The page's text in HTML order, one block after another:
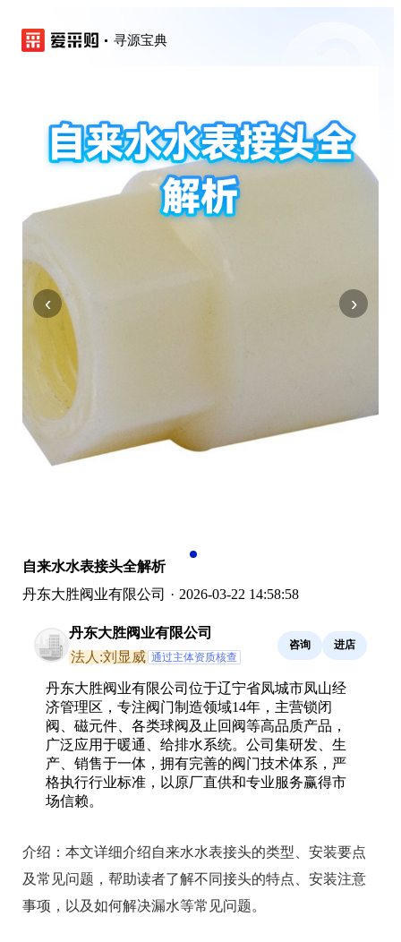
寻源宝典
‹ ›
自来水水表接头全解析
丹东大胜阀业有限公司 · 2026-03-22 14:58:58
丹东大胜阀业有限公司
法人:刘显威 通过主体资质核查
咨询 进店
丹东大胜阀业有限公司位于辽宁省凤城市凤山经
济管理区，专注阀门制造领域14年，主营锁闭
阀、磁元件、各类球阀及止回阀等高品质产品，
广泛应用于暖通、给排水系统。公司集研发、生
产、销售于一体，拥有完善的阀门技术体系，严
格执行行业标准，以原厂直供和专业服务赢得市
场信赖。
介绍： 本文详细介绍自来水水表接头的类型、安装要点
及常见问题，帮助读者了解不同接头的特点、安装注意
事项，以及如何解决漏水等常见问题。